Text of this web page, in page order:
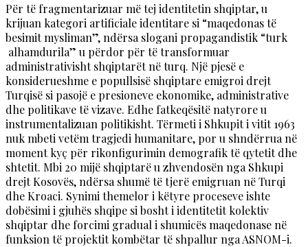
Për të fragmentarizuar më tej identitetin shqiptar, u
krijuan kategori artificiale identitare si “maqedonas të
besimit mysliman”, ndërsa slogani propagandistik “turk
alhamdurila” u përdor për të transformuar
administrativisht shqiptarët në turq. Një pjesë e
konsiderueshme e popullsisë shqiptare emigroi drejt
Turqisë si pasojë e presioneve ekonomike, administrative
dhe politikave të vizave. Edhe fatkeqësitë natyrore u
instrumentalizuan politikisht. Tërmeti i Shkupit i vitit 1963
nuk mbeti vetëm tragjedi humanitare, por u shndërrua në
moment kyç për rikonfigurimin demografik të qytetit dhe
shtetit. Mbi 20 mijë shqiptarë u zhvendosën nga Shkupi
drejt Kosovës, ndërsa shumë të tjerë emigruan në Turqi
dhe Kroaci. Synimi themelor i këtyre proceseve ishte
dobësimi i gjuhës shqipe si bosht i identitetit kolektiv
shqiptar dhe forcimi gradual i shumicës maqedonase në
funksion të projektit kombëtar të shpallur nga ASNOM-i.